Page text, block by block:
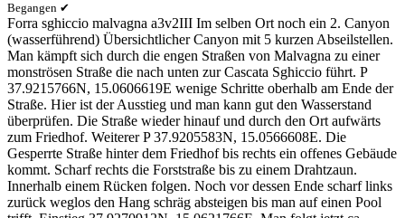
Begangen ✔
Forra sghiccio malvagna a3v2III Im selben Ort noch ein 2. Canyon
(wasserführend) Übersichtlicher Canyon mit 5 kurzen Abseilstellen.
Man kämpft sich durch die engen Straßen von Malvagna zu einer
monströsen Straße die nach unten zur Cascata Sghiccio führt. P
37.9215766N, 15.0606619E wenige Schritte oberhalb am Ende der
Straße. Hier ist der Ausstieg und man kann gut den Wasserstand
überprüfen. Die Straße wieder hinauf und durch den Ort aufwärts
zum Friedhof. Weiterer P 37.9205583N, 15.0566608E. Die
Gesperrte Straße hinter dem Friedhof bis rechts ein offenes Gebäude
kommt. Scharf rechts die Forststraße bis zu einem Drahtzaun.
Innerhalb einem Rücken folgen. Noch vor dessen Ende scharf links
zurück weglos den Hang schräg absteigen bis man auf einen Pool